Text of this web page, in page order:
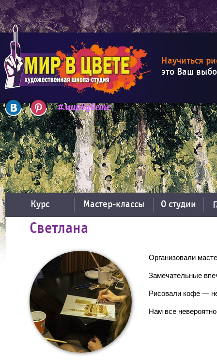
Научиться
это Ваш
Курс Мастер-классы О студии
Светлана
Организовали
Замечательные
Рисовали кофе —
Нам все